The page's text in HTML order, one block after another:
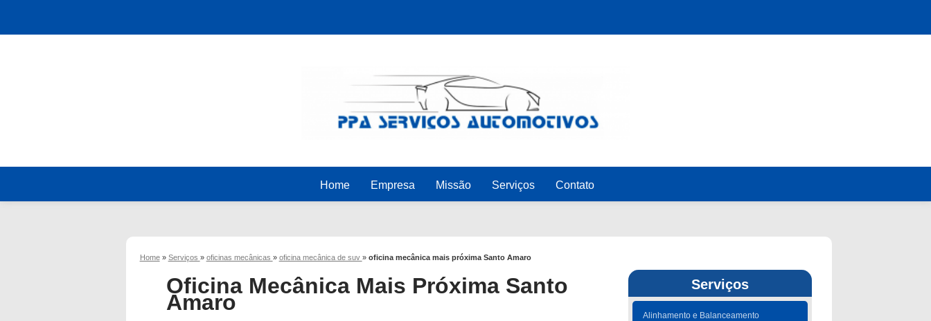
Home Empresa Missão Serviços Contato
Home » Serviços » oficinas mecânicas » oficina mecânica de suv » oficina mecânica mais próxima Santo Amaro
Serviços
Alinhamento e Balanceamento
Oficina Mecânica Mais Próxima Santo
Amaro